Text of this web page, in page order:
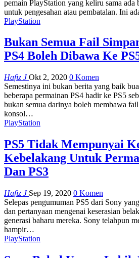
pemain PlayStation yang keliru sama ada
untuk pengesahan atau pembatalan. Ini
PlayStation
Bukan Semua Fail
PS4 Boleh Dibawa Ke
Hafiz JOkt 2, 2020 0 Komen
Semestinya ini bukan berita yang baik
beberapa permainan PS4 hadir ke PS5
bukan semua darinya boleh membawa
konsol…
PlayStation
PS5 Tidak Mempunyai
Kebelakang Untuk
Dan PS3
Hafiz J Sep 19, 2020 0 Komen
Selepas pengumuman PS5 dari Sony
dan pertanyaan mengenai keserasian
generasi baharu mereka. Sony telahpun
hampir…
PlayStation